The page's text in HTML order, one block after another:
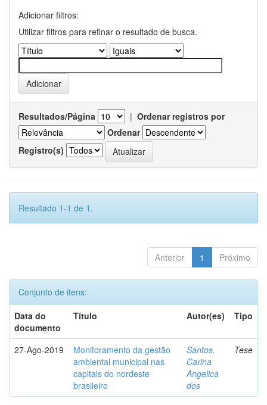
Adicionar filtros:
Utilizar filtros para refinar o resultado de busca.
Resultados/Página | Ordenar registros por
Ordenar
Registro(s)
Resultado 1-1 de 1.
Anterior 1 Próximo
Conjunto de itens:
Data do
documento
Título Autor(es) Tipo
27-Ago-2019
Monitoramento da gestão
ambiental municipal nas
capitais do nordeste
brasileiro
Santos,
Carina
Angelica
dos
Tese